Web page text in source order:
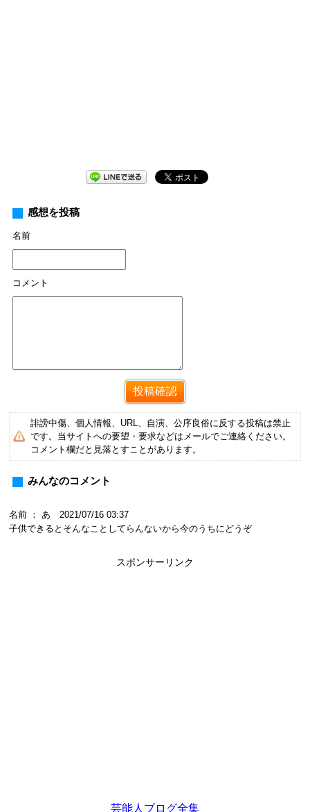
感想を投稿
名前
コメント
誹謗中傷、個人情報、URL、自演、公序良俗に反する投稿は禁止
です。当サイトへの要望・要求などはメールでご連絡ください。
コメント欄だと見落とすことがあります。
みんなのコメント
名前 ： あ 2021/07/16 03:37
子供できるとそんなことしてらんないから今のうちにどうぞ
スポンサーリンク
芸能人ブログ全集